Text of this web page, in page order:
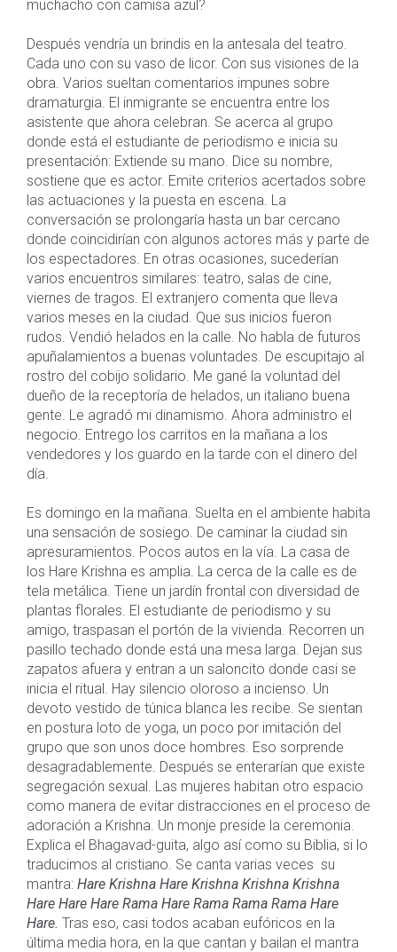
muchacho con camisa azul?
Después vendría un brindis en la antesala del teatro.
Cada uno con su vaso de licor. Con sus visiones de la
obra. Varios sueltan comentarios impunes sobre
dramaturgia. El inmigrante se encuentra entre los
asistente que ahora celebran. Se acerca al grupo
donde está el estudiante de periodismo e inicia su
presentación: Extiende su mano. Dice su nombre,
sostiene que es actor. Emite criterios acertados sobre
las actuaciones y la puesta en escena. La
conversación se prolongaría hasta un bar cercano
donde coincidirían con algunos actores más y parte de
los espectadores. En otras ocasiones, sucederían
varios encuentros similares: teatro, salas de cine,
viernes de tragos. El extranjero comenta que lleva
varios meses en la ciudad. Que sus inicios fueron
rudos. Vendió helados en la calle. No habla de futuros
apuñalamientos a buenas voluntades. De escupitajo al
rostro del cobijo solidario. Me gané la voluntad del
dueño de la receptoría de helados, un italiano buena
gente. Le agradó mi dinamismo. Ahora administro el
negocio. Entrego los carritos en la mañana a los
vendedores y los guardo en la tarde con el dinero del
día.
Es domingo en la mañana. Suelta en el ambiente habita
una sensación de sosiego. De caminar la ciudad sin
apresuramientos. Pocos autos en la vía. La casa de
los Hare Krishna es amplia. La cerca de la calle es de
tela metálica. Tiene un jardín frontal con diversidad de
plantas florales. El estudiante de periodismo y su
amigo, traspasan el portón de la vivienda. Recorren un
pasillo techado donde está una mesa larga. Dejan sus
zapatos afuera y entran a un saloncito donde casi se
inicia el ritual. Hay silencio oloroso a incienso. Un
devoto vestido de túnica blanca les recibe. Se sientan
en postura loto de yoga, un poco por imitación del
grupo que son unos doce hombres. Eso sorprende
desagradablemente. Después se enterarían que existe
segregación sexual. Las mujeres habitan otro espacio
como manera de evitar distracciones en el proceso de
adoración a Krishna. Un monje preside la ceremonia.
Explica el Bhagavad-guita, algo así como su Biblia, si lo
traducimos al cristiano. Se canta varias veces su
mantra: Hare Krishna Hare Krishna Krishna Krishna
Hare Hare Hare Rama Hare Rama Rama Rama Hare
Hare. Tras eso, casi todos acaban eufóricos en la
última media hora, en la que cantan y bailan el mantra